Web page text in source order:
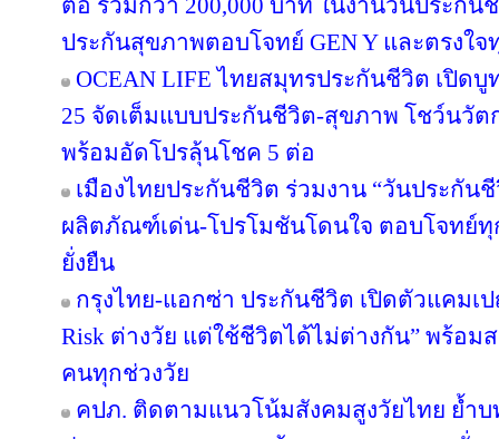
ต่อ รวมกว่า 200,000 บาท ในงานวันประกัน
ประกันสุขภาพตอบโจทย์ GEN Y และตรงใจ
OCEAN LIFE ไทยสมุทรประกันชีวิต เปิด
25 จัดเต็มแบบประกันชีวิต-สุขภาพ โชว์นวั
พร้อมอัดโปรลุ้นโชค 5 ต่อ
เมืองไทยประกันชีวิต ร่วมงาน “วันประกัน
ผลิตภัณฑ์เด่น-โปรโมชันโดนใจ ตอบโจทย์
ยั่งยืน
กรุงไทย-แอกซ่า ประกันชีวิต เปิดตัวแคมเป
Risk ต่างวัย แต่ใช้ชีวิตได้ไม่ต่างกัน” พร้อ
คนทุกช่วงวัย
คปภ. ติดตามแนวโน้มสังคมสูงวัยไทย ย้ำ